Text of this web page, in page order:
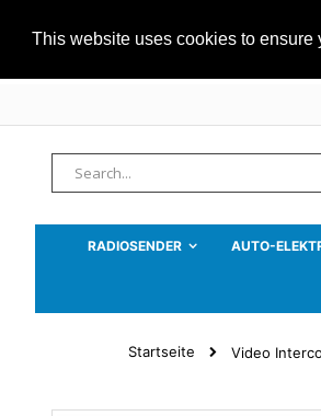
This website uses cookies to ensure
Suche
RADIOSENDER AUTO-
Startseite Video